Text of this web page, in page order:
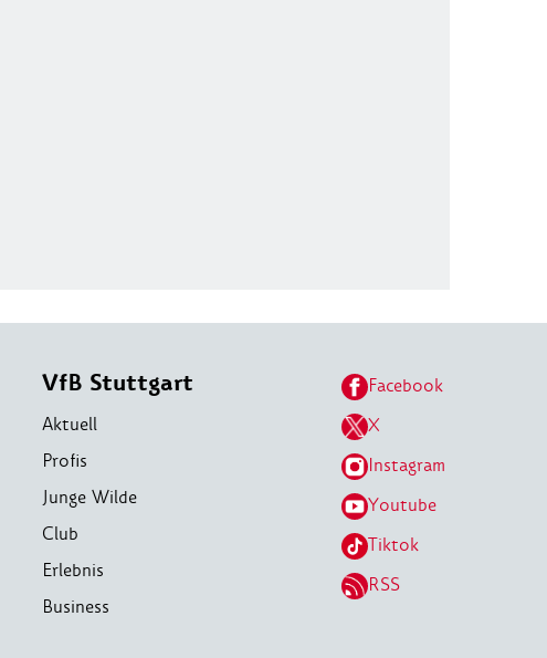
VfB Stuttgart
Aktuell
Profis
Junge Wilde
Club
Erlebnis
Business
Facebook
X
Instagram
Youtube
Tiktok
RSS